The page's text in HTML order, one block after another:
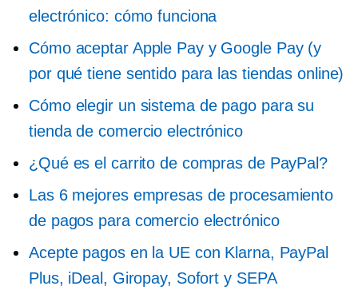
electrónico: cómo funciona
Cómo aceptar Apple Pay y Google Pay (y
por qué tiene sentido para las tiendas online)
Cómo elegir un sistema de pago para su
tienda de comercio electrónico
¿Qué es el carrito de compras de PayPal?
Las 6 mejores empresas de procesamiento
de pagos para comercio electrónico
Acepte pagos en la UE con Klarna, PayPal
Plus, iDeal, Giropay, Sofort y SEPA